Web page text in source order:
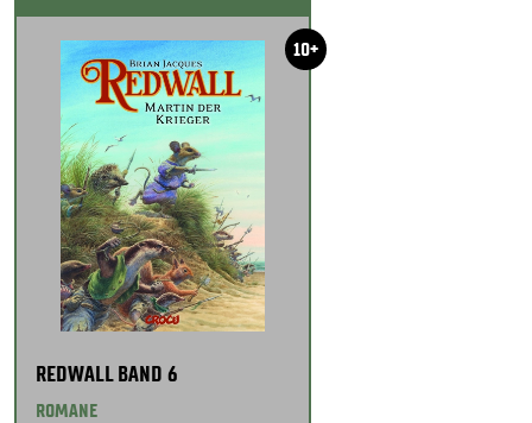
10+
REDWALL BAND 6
ROMANE